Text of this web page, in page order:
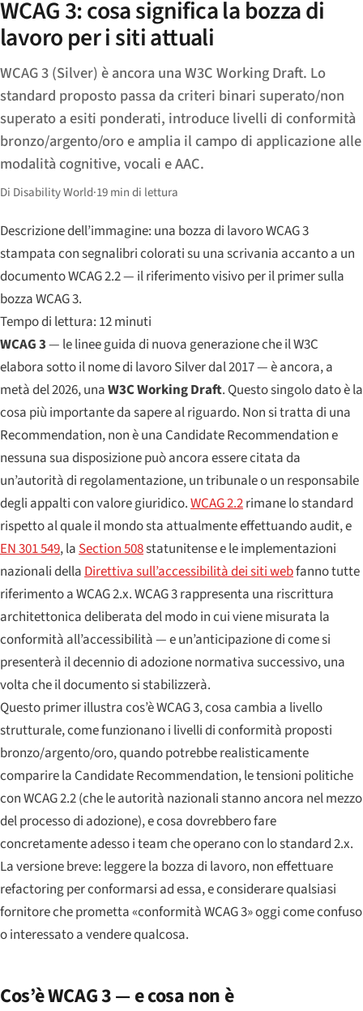
WCAG 3: cosa significa la bozza di
lavoro per i siti attuali
WCAG 3 (Silver) è ancora una W3C Working Draft. Lo
standard proposto passa da criteri binari superato/non
superato a esiti ponderati, introduce livelli di conformità
bronzo/argento/oro e amplia il campo di applicazione alle
modalità cognitive, vocali e AAC.
Di Disability World·19 min di lettura
Descrizione dell’immagine: una bozza di lavoro WCAG 3
stampata con segnalibri colorati su una scrivania accanto a un
documento WCAG 2.2 — il riferimento visivo per il primer sulla
bozza WCAG 3.
Tempo di lettura: 12 minuti
WCAG 3— le linee guida di nuova generazione che il W3C
elabora sotto il nome di lavoroSilverdal 2017 — è ancora, a
metà del 2026, unaW3C Working Draft. Questo singolo dato è la
cosa più importante da sapere al riguardo. Non si tratta di una
Recommendation, non è una Candidate Recommendation e
nessuna sua disposizione può ancora essere citata da
un’autorità di regolamentazione, un tribunale o un responsabile
degli appalti con valore giuridico.WCAG 2.2rimane lo standard
rispetto al quale il mondo sta attualmente effettuando audit, e
EN 301 549, la Section 508statunitense e le implementazioni
nazionali della Direttiva sull’accessibilità dei siti webfanno tutte
riferimento a WCAG 2.x. WCAG 3 rappresenta una riscrittura
architettonica deliberata del modo in cui viene misurata la
conformità all’accessibilità — e un’anticipazione di come si
presenterà il decennio di adozione normativa successivo, una
volta che il documento si stabilizzerà.
Questo primer illustra cos’è WCAG 3, cosa cambia a livello
strutturale, come funzionano i livelli di conformità proposti
bronzo/argento/oro, quando potrebbe realisticamente
comparire la Candidate Recommendation, le tensioni politiche
con WCAG 2.2 (che le autorità nazionali stanno ancora nel mezzo
del processo di adozione), e cosa dovrebbero fare
concretamente adesso i team che operano con lo standard 2.x.
La versione breve: leggere la bozza di lavoro, non effettuare
refactoring per conformarsi ad essa, e considerare qualsiasi
fornitore che prometta «conformità WCAG 3» oggi come confuso
o interessato a vendere qualcosa.
Cos’è WCAG 3 — e cosa non è